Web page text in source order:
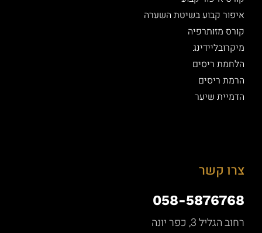
איפור קבוע בשיטת השערה
קורס מזותרפיה
מיקרובליידינג
הלחמת ריסים
הרמת ריסים
הדמיית שיער
צרו קשר
058-5876768
רחוב הגליל 3, כפר יונה